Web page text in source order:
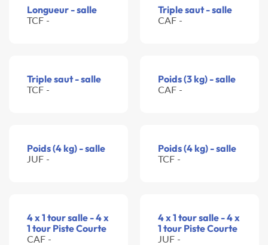
Longueur - salle
TCF -
Triple saut - salle
CAF -
Triple saut - salle
TCF -
Poids (3 kg) - salle
CAF -
Poids (4 kg) - salle
JUF -
Poids (4 kg) - salle
TCF -
4 x 1 tour salle - 4 x
1 tour Piste Courte
CAF -
4 x 1 tour salle - 4 x
1 tour Piste Courte
JUF -